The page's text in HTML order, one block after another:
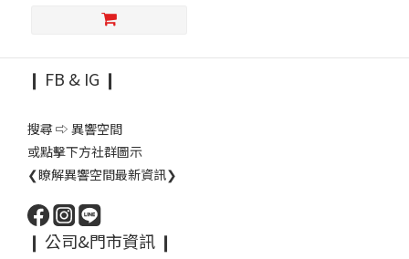
❙ FB & IG ❙
搜尋 ⇨ 異響空間
或點擊下方社群圖示
❮瞭解異響空間最新資訊❯
❙ 公司&門市資訊 ❙